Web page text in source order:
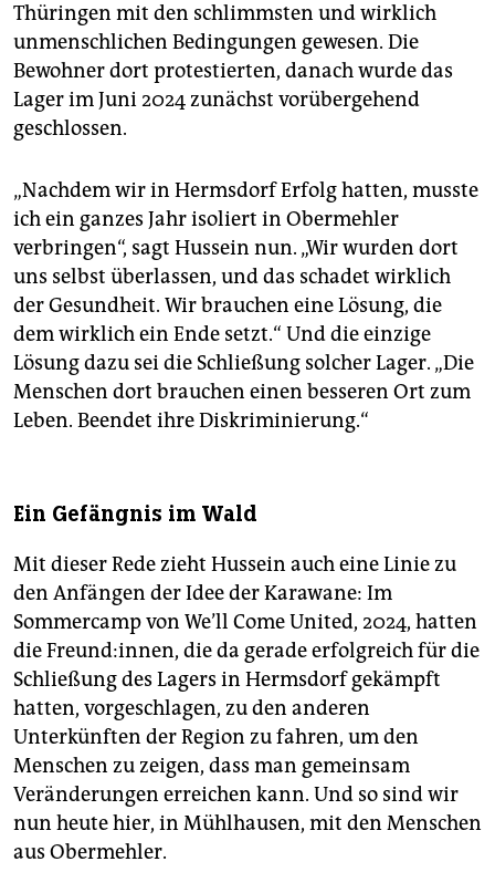
Thüringen mit den schlimmsten und wirklich
unmenschlichen Bedingungen gewesen. Die
Bewohner dort protestierten, danach wurde das
Lager im Juni 2024 zunächst vorübergehend
geschlossen.
„Nachdem wir in Hermsdorf Erfolg hatten, musste
ich ein ganzes Jahr isoliert in Obermehler
verbringen“, sagt Hussein nun. „Wir wurden dort
uns selbst überlassen, und das schadet wirklich
der Gesundheit. Wir brauchen eine Lösung, die
dem wirklich ein Ende setzt.“ Und die einzige
Lösung dazu sei die Schließung solcher Lager. „Die
Menschen dort brauchen einen besseren Ort zum
Leben. Beendet ihre Diskriminierung.“
Ein Gefängnis im Wald
Mit dieser Rede zieht Hussein auch eine Linie zu
den Anfängen der Idee der Karawane: Im
Sommercamp von We’ll Come United, 2024, hatten
die Freund:innen, die da gerade erfolgreich für die
Schließung des Lagers in Hermsdorf gekämpft
hatten, vorgeschlagen, zu den anderen
Unterkünften der Region zu fahren, um den
Menschen zu zeigen, dass man gemeinsam
Veränderungen erreichen kann. Und so sind wir
nun heute hier, in Mühlhausen, mit den Menschen
aus Obermehler.